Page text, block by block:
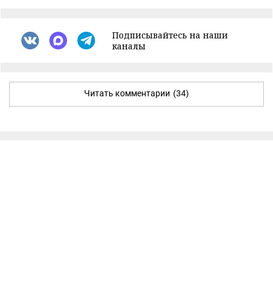
Подписывайтесь на наши
каналы
Читать комментарии (34)